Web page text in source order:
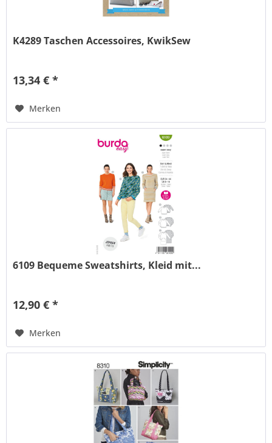
K4289 Taschen Accessoires, KwikSew
13,34 € *
Merken
6109 Bequeme Sweatshirts, Kleid mit...
12,90 € *
Merken